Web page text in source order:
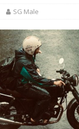
SG Male